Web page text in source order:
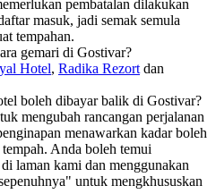
pembatalan dilakukan
masuk, jadi semak semula
tempahan.
gemari di Gostivar?
Hotel, Radika Rezort dan
boleh dibayar balik di Gostivar?
mengubah rancangan perjalanan
menawarkan kadar boleh
Anda boleh temui
laman kami dan menggunakan
untuk mengkhususkan